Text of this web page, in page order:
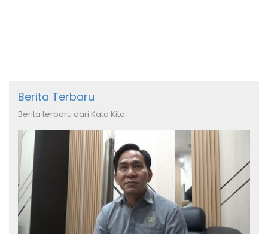
Berita Terbaru
Berita terbaru dari Kata Kita